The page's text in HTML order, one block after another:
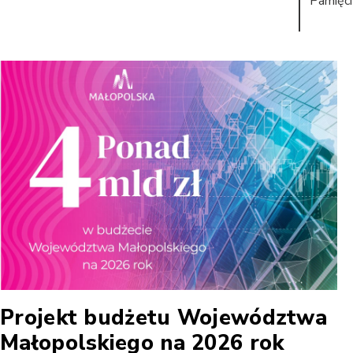
Projekt budżetu Województwa
Małopolskiego na 2026 rok